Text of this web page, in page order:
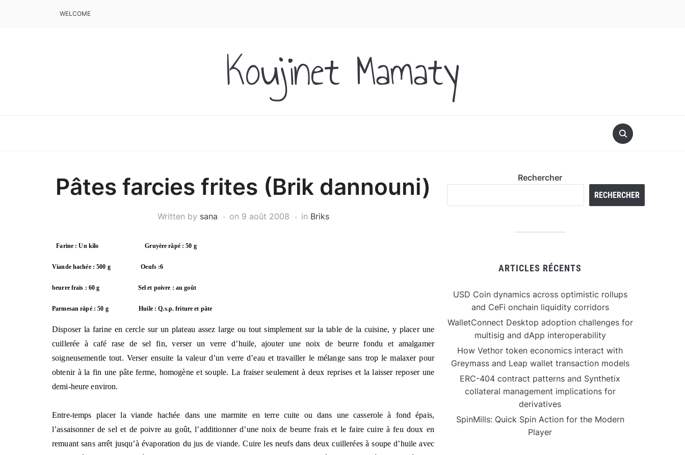
WELCOME
Koujinet Mamaty
Pâtes farcies frites (Brik dannouni)
Written by sana on 9 août 2008 in Briks
Farine : Un kilo Gruyère râpé : 50 g
Viande hachée : 500 g Oeufs :6
beurre frais : 60 g Sel et poivre : au goût
Parmesan râpé : 50 g Huile : Q.s.p. friture et pâte
Disposer la farine en cercle sur un plateau assez large ou tout simplement sur la table de la cuisine, y placer une
cuillerée à café rase de sel fin, verser un verre d’huile, ajouter une noix de beurre fondu et amalgamer
soigneusementle tout. Verser ensuite la valeur d’un verre d’eau et travailler le mélange sans trop le malaxer pour
obtenir à la fin une pâte ferme, homogène et souple. La fraiser seulement à deux reprises et la laisser reposer une
demi-heure environ.
Entre-temps placer la viande hachée dans une marmite en terre cuite ou dans une casserole à fond épais,
l’assaisonner de sel et de poivre au goût, l’additionner d’une noix de beurre frais et le faire cuire à feu doux en
remuant sans arrêt jusqu’à évaporation du jus de viande. Cuire les neufs dans deux cuillerées à soupe d’huile avec
Rechercher
RECHERCHER
ARTICLES RÉCENTS
USD Coin dynamics across optimistic rollups
and CeFi onchain liquidity corridors
WalletConnect Desktop adoption challenges for
multisig and dApp interoperability
How Vethor token economics interact with
Greymass and Leap wallet transaction models
ERC-404 contract patterns and Synthetix
collateral management implications for
derivatives
SpinMills: Quick Spin Action for the Modern
Player